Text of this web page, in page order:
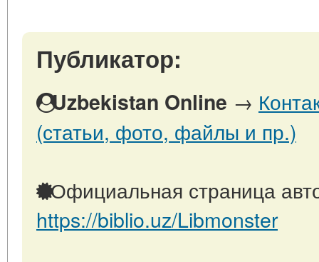
Публикатор:
Uzbekistan Online →
(статьи, фото, файлы и пр.)
Официальная страница
https://biblio.uz/Libmonster